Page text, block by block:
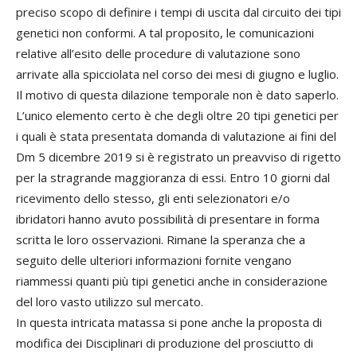
preciso scopo di definire i tempi di uscita dal circuito dei tipi
genetici non conformi. A tal proposito, le comunicazioni
relative all’esito delle procedure di valutazione sono
arrivate alla spicciolata nel corso dei mesi di giugno e luglio.
Il motivo di questa dilazione temporale non è dato saperlo.
L’unico elemento certo è che degli oltre 20 tipi genetici per
i quali è stata presentata domanda di valutazione ai fini del
Dm 5 dicembre 2019 si è registrato un preavviso di rigetto
per la stragrande maggioranza di essi. Entro 10 giorni dal
ricevimento dello stesso, gli enti selezionatori e/o
ibridatori hanno avuto possibilità di presentare in forma
scritta le loro osservazioni. Rimane la speranza che a
seguito delle ulteriori informazioni fornite vengano
riammessi quanti più tipi genetici anche in considerazione
del loro vasto utilizzo sul mercato.
In questa intricata matassa si pone anche la proposta di
modifica dei Disciplinari di produzione del prosciutto di